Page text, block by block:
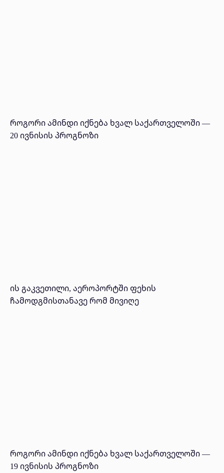
როგორი ამინდი იქნება ხვალ საქართველოში —
20 ივნისის პროგნოზი
ის გაკვეთილი, აეროპორტში ფეხის
ჩამოდგმისთანავე რომ მივიღე
როგორი ამინდი იქნება ხვალ საქართველოში —
19 ივნისის პროგნოზი